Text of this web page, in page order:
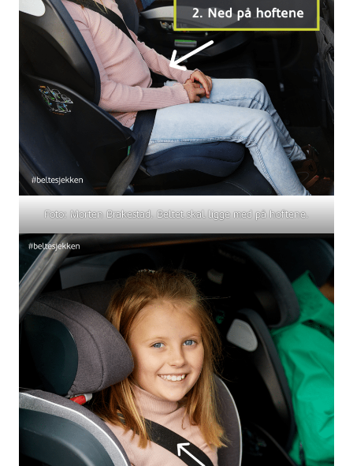
Foto: Morten Brakestad. Beltet skal ligge med på hoftene.